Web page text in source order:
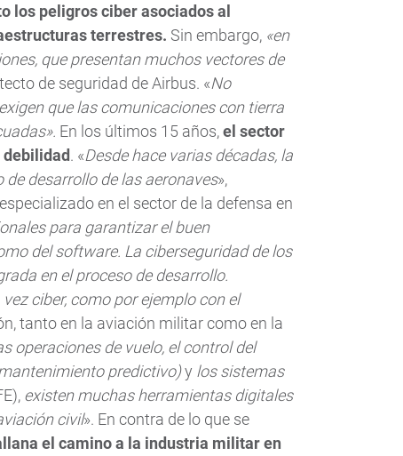
los peligros ciber asociados al
terrestres. Sin embargo, «en
que presentan muchos vectores de
de seguridad de Airbus. «No
que las comunicaciones con tierra
En los últimos 15 años,el sector
. «Desde hace varias décadas, la
desarrollo de las aeronaves»,
en el sector de la defensa en
para garantizar el buen
del software. La ciberseguridad de los
en el proceso de desarrollo.
ciber, como por ejemplo con el
tanto en la aviación militar como en la
operaciones de vuelo, el control del
predictivo)y los sistemas
existen muchas herramientas digitales
civil». En contra de lo que se
el camino a la industria militar en